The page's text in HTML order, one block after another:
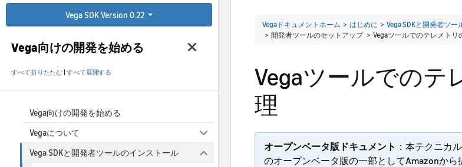
Vega SDK Version 0.22
Vega向けの開発を始める
すべて折りたたむ すべて展開する
Vega向けの開発を始める
Vegaについて
Vega SDKと開発者ツールのインストール
Vegaドキュメントホーム > はじめに > Vega SDKと開発者ツ
> 開発者ツールのセットアップ > Vegaツールでのテレメトリ
Vegaツールでのテ
理
オープンベータ版ドキュメント ：本テクニカ
のオープンベータ版の一部としてAmazonか